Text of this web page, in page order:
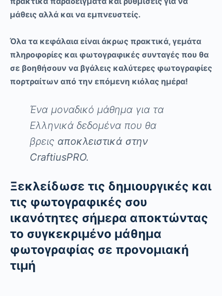
μάθεις αλλά και να εμπνευστείς.
Όλα τα κεφάλαια είναι άκρως πρακτικά, γεμάτα
πληροφορίες και φωτογραφικές συνταγές που θα
σε βοηθήσουν να βγάλεις καλύτερες φωτογραφίες
πορτραίτων από την επόμενη κιόλας ημέρα!
Ένα μοναδικό μάθημα για τα
Ελληνικά δεδομένα που θα
βρεις αποκλειστικά στην
CraftiusPRO.
Ξεκλείδωσε τις δημιουργικές και
τις φωτογραφικές σου
ικανότητες σήμερα αποκτώντας
το συγκεκριμένο μάθημα
φωτογραφίας σε προνομιακή
τιμή